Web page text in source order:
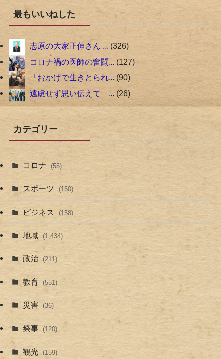
最もいいねした
志原の大家正伸さん ... 326
コロナ禍の医師の奮闘... 127
「おかげで生きとられ... 90
遠慮せず思い伝えて ... 26
カテゴリー
コロナ (55)
スポーツ (150)
ビジネス (158)
地域 (1,434)
政治 (211)
教育 (551)
災害 (36)
祭事 (120)
観光 (159)